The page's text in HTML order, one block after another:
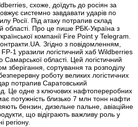
схоже, доїдуть до росіян за
системно завдавати ударів по
Росії. Під атаку потрапив склад
області. Про це пише РБК-Україна з
компанії Fire Point у Telegram.
Згідно з повідомленням,
FP-1 уразили логістичний хаб Wildberries
області. Цей логістичний
зберігання, сортування та розподілу
роботу великих логістичних
потрапив Саратовський
Це одне з ключових нафтопереробних
потужність близько 7 млн тонн нафти
бензин, дизельне пальне, авіаційне
що відіграють важливу роль у
регіону.